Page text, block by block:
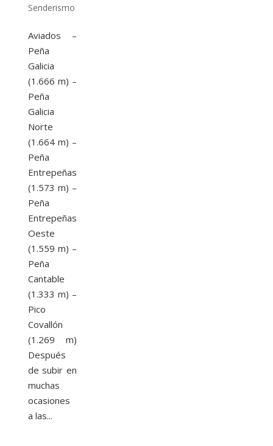
Senderismo
Aviados –
Peña
Galicia
(1.666 m) –
Peña
Galicia
Norte
(1.664 m) –
Peña
Entrepeñas
(1.573 m) –
Peña
Entrepeñas
Oeste
(1.559 m) –
Peña
Cantable
(1.333 m) –
Pico
Covallón
(1.269 m)
Después
de subir en
muchas
ocasiones
a las...